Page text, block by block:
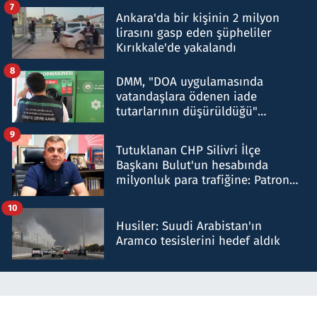
Ankara'da bir kişinin 2 milyon
lirasını gasp eden şüpheliler
Kırıkkale'de yakalandı
7
DMM, "DOA uygulamasında
vatandaşlara ödenen iade
tutarlarının düşürüldüğü"
8
Tutuklanan CHP Silivri İlçe
Başkanı Bulut'un hesabında
milyonluk para trafiğine: Patron
9
Husiler: Suudi Arabistan'ın
Aramco tesislerini hedef aldık
10